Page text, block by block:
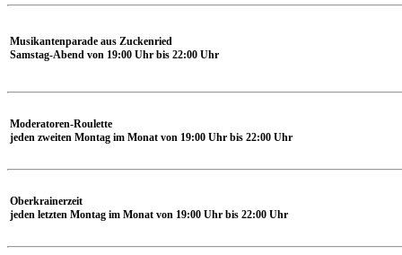
Musikantenparade aus Zuckenried
Samstag-Abend von 19:00 Uhr bis 22:00 Uhr
Moderatoren-Roulette
jeden zweiten Montag im Monat von 19:00 Uhr bis 22:00 Uhr
Oberkrainerzeit
jeden letzten Montag im Monat von 19:00 Uhr bis 22:00 Uhr